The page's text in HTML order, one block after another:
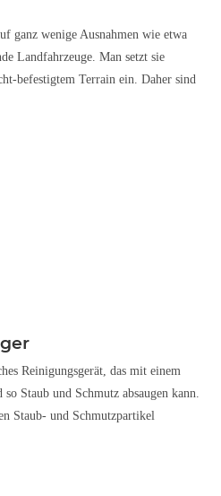
ganz wenige Ausnahmen wie etwa
Landfahrzeuge. Man setzt sie
befestigtem Terrain ein. Daher sind
Reinigungsgerät, das mit einem
Staub und Schmutz absaugen kann.
Staub- und Schmutzpartikel